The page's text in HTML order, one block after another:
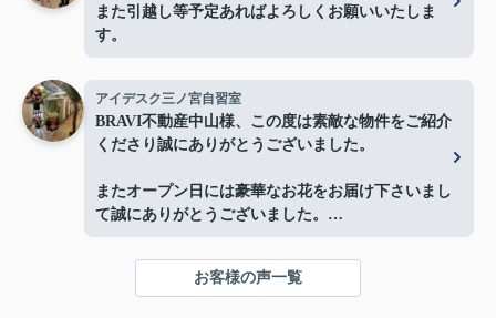
また引越し等予定あればよろしくお願いいたしま
す。
アイデスク三ノ宮自習室
BRAVI不動産中山様、この度は素敵な物件をご紹介
くださり誠にありがとうございました。
またオープン日には豪華なお花をお届け下さいまし
て誠にありがとうございました。
を迎える事ができました。
心より感謝申し上げます。
お客様の声一覧